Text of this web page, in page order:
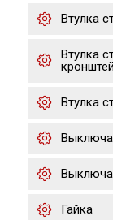
Втулка
Втулка
Втулка
Гайка